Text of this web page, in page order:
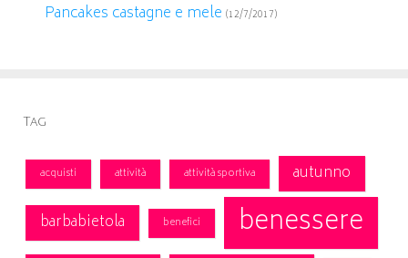
Pancakes castagne e mele (12/7/2017)
Tag
acquisti attività attività sportiva
autunno
barbabietola
benefici benessere